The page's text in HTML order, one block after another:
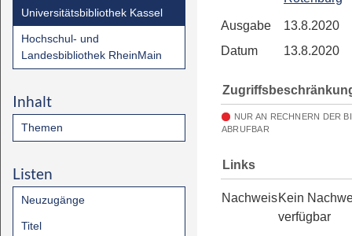
Universitätsbibliothek Kassel
Hochschul- und
Landesbibliothek RheinMain
Inhalt
Themen
Listen
Neuzugänge
Titel
Ausgabe
13.8.2020
Datum
13.8.2020
NUR AN RECHNERN DER
ABRUFBAR
Links
NachweisKein
verfügbar